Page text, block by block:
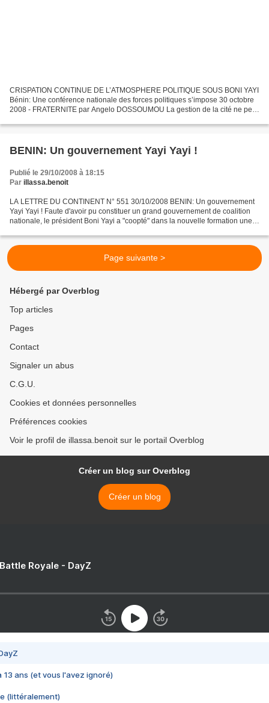
CRISPATION CONTINUE DE L’ATMOSPHERE POLITIQUE SOUS BONI YAYI
Bénin: Une conférence nationale des forces politiques s’impose 30 octobre
2008 - FRATERNITE par Angelo DOSSOUMOU La gestion de la cité ne peut
BENIN: Un gouvernement Yayi Yayi !
Publié le 29/10/2008 à 18:15
Par illassa.benoit
LA LETTRE DU CONTINENT N° 551 30/10/2008 BENIN: Un gouvernement
Yayi Yayi ! Faute d'avoir pu constituer un grand gouvernement de coalition
nationale, le président Boni Yayi a "coopté" dans la nouvelle formation une
Page suivante >
Hébergé par Overblog
Top articles
Pages
Contact
Signaler un abus
C.G.U.
Cookies et données personnelles
Préférences cookies
Voir le profil de illassa.benoit sur le portail Overblog
Créer un blog sur Overblog
Créer un blog
Royale - DayZ
13 ans (et vous l'avez ignoré)
(littéralement)